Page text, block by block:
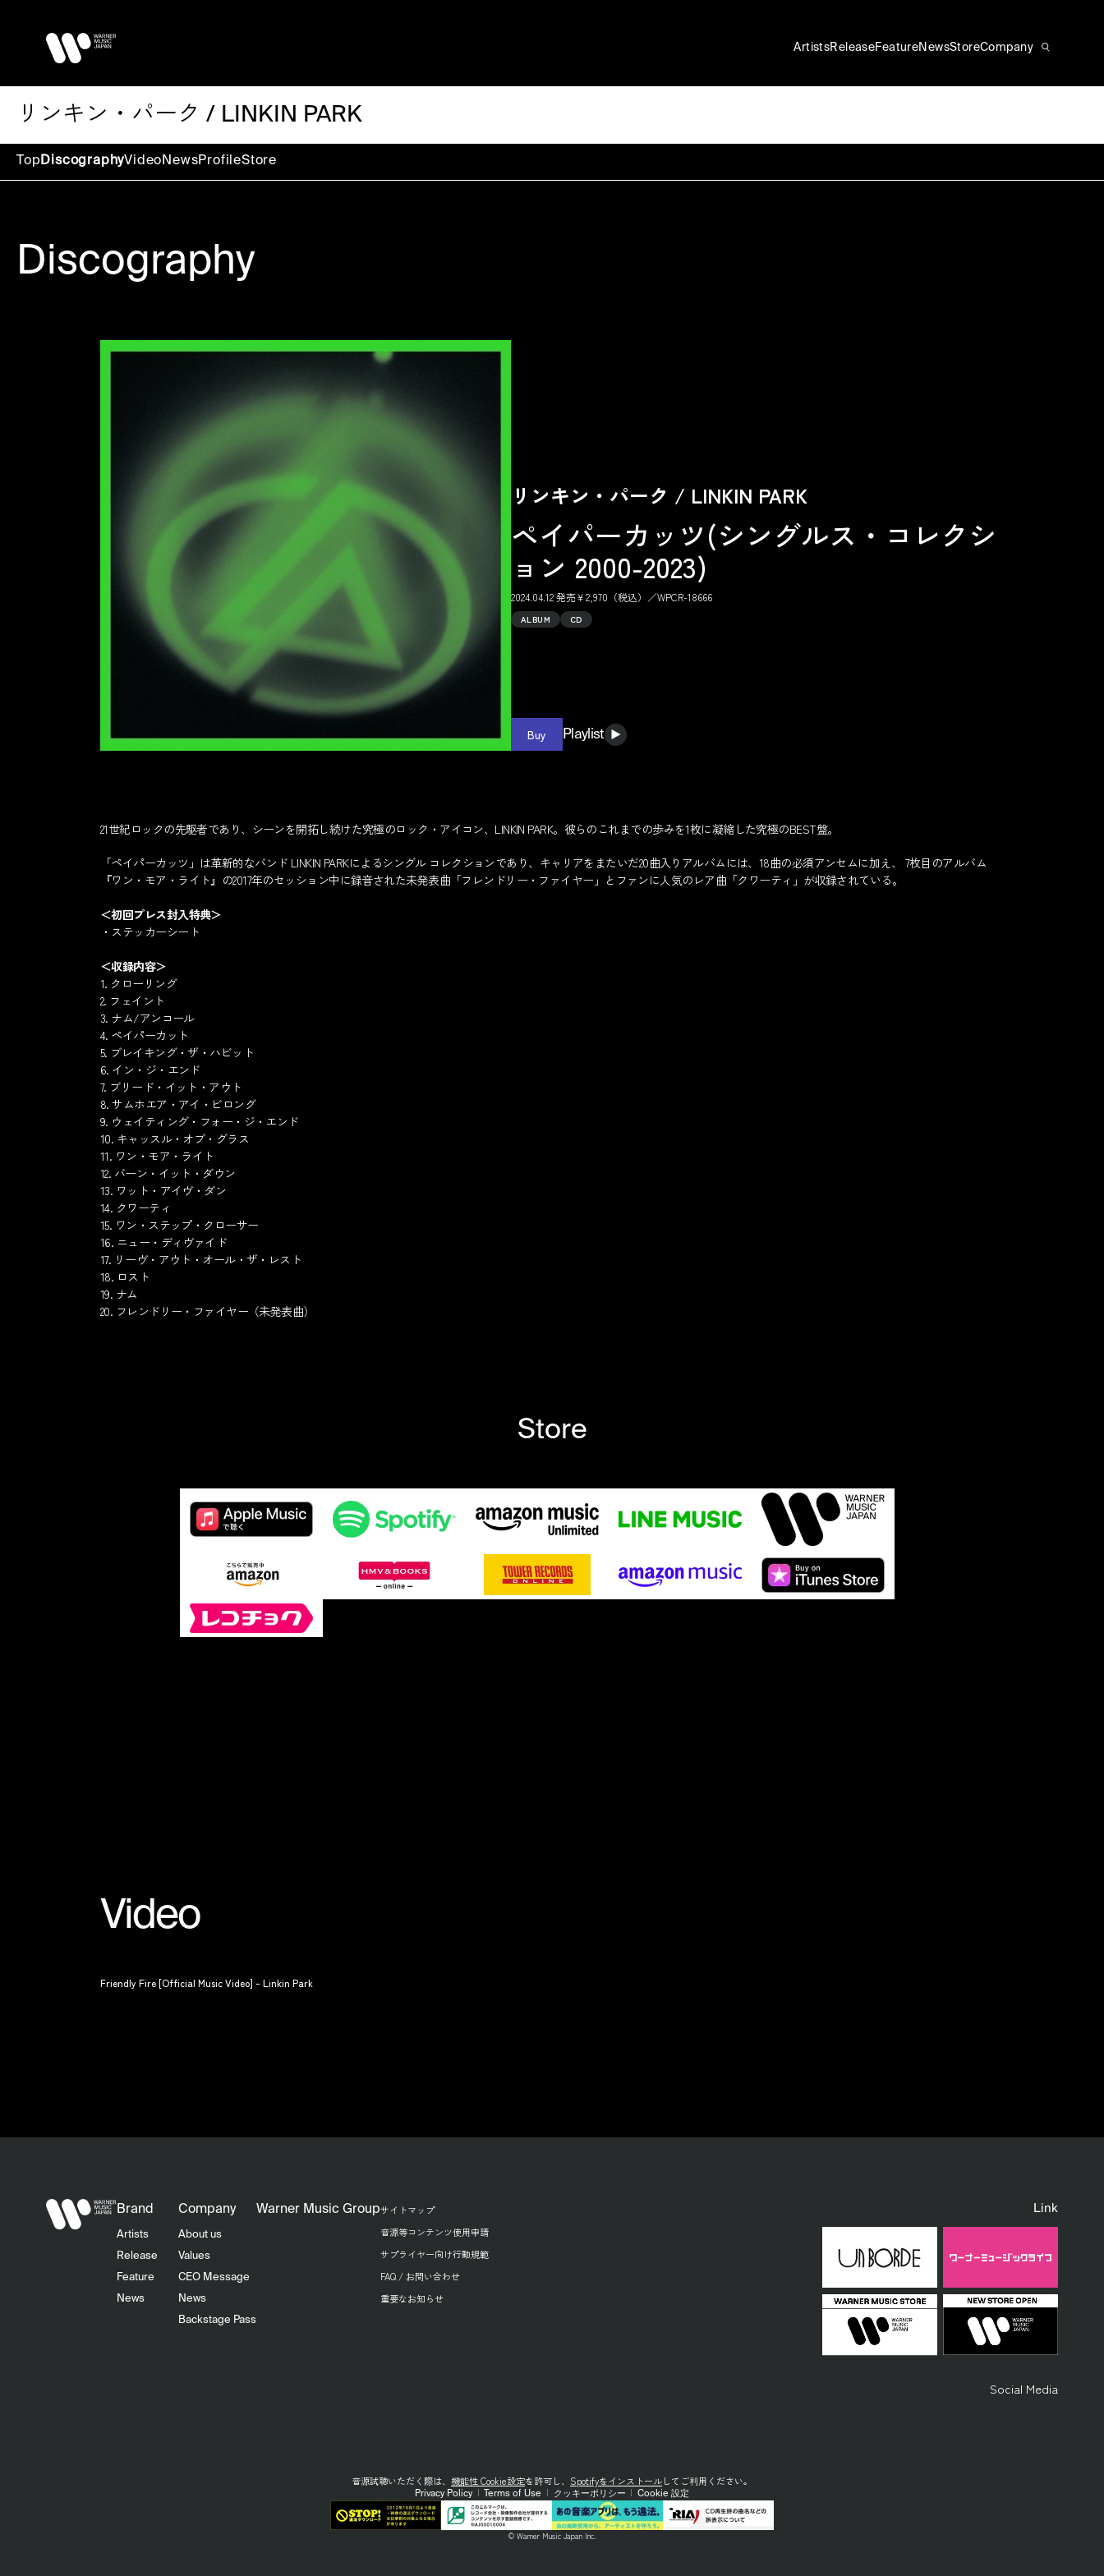
リンキン・パーク / LINKIN PARK
Top DiscographyVideo NewsProfileStore
Discography
リンキン・パーク / LINKIN PARK
ペイパーカッツ(シングルス・コレクシ
ョン 2000-2023)
2024.04.12 発売￥2,970（税込）／WPCR-18666
ALBUM CD
Buy Playlist
21世紀ロックの先駆者であり、シーンを開拓し続けた究極のロック・アイコン、LINKIN PARK。彼らのこれまでの歩みを1枚に凝縮した究極のBEST盤。
「ペイパーカッツ」は革新的なバンド LINKIN PARKによるシングル コレクションであり、キャリアをまたいだ20曲入りアルバムには、18曲の必須アンセムに加え、 7枚目のアルバム
『ワン・モア・ライト』の2017年のセッション中に録音された未発表曲「フレンドリー・ファイヤー」とファンに人気のレア曲「クワーティ」が収録されている。
＜初回プレス封入特典＞
・ステッカーシート
＜収録内容＞
1. クローリング
2. フェイント
3. ナム/アンコール
4. ペイパーカット
5. ブレイキング・ザ・ハビット
6. イン・ジ・エンド
7. ブリード・イット・アウト
8. サムホエア・アイ・ビロング
9. ウェイティング・フォー・ジ・エンド
10. キャッスル・オブ・グラス
11. ワン・モア・ライト
12. バーン・イット・ダウン
13. ワット・アイヴ・ダン
14. クワーティ
15. ワン・ステップ・クローサー
16. ニュー・ディヴァイド
17. リーヴ・アウト・オール・ザ・レスト
18. ロスト
19. ナム
20. フレンドリー・ファイヤー（未発表曲）
Store
Video
Friendly Fire [Official Music Video] - Linkin Park
ArtistsReleaseFeature NewsStoreCompany
Brand
Artists
Release
Feature
News
Company
About us
Values
CEO Message
News
Backstage Pass
Warner Music Groupサイトマップ
音源等コンテンツ使用申請
サプライヤー向け行動規範
FAQ / お問い合わせ
重要なお知らせ
Link
Social Media
音源試聴いただく際は、 機能性 Cookie設定を許可し、 Spotifyをインストールしてご利用ください。
Privacy Policy | Terms of Use | クッキーポリシー | Cookie 設定
© Warner Music Japan Inc.